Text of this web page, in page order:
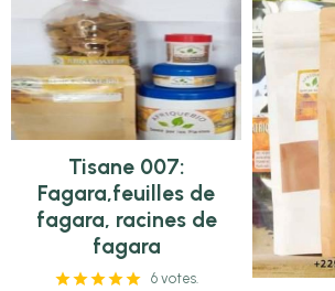
Tisane 007:
Fagara,feuilles de
fagara, racines de
fagara
6 votes.